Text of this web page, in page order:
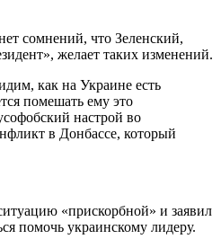
сомнений, что Зеленский,
желает таких изменений.
как на Украине есть
помешать ему это
настрой во
в Донбассе, который
«прискорбной» и заявил
помочь украинскому лидеру.